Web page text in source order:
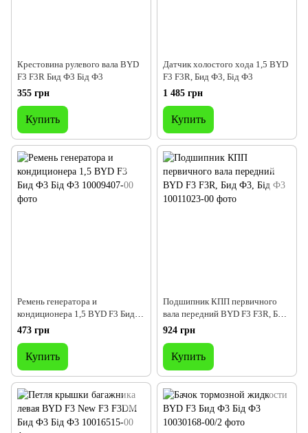
Крестовина рулевого вала BYD
F3 F3R Бид Ф3 Бід Ф3
355 грн
Купить
Датчик холостого хода 1,5 BYD
F3 F3R, Бид Ф3, Бід Ф3
1 485 грн
Купить
Ремень генератора и
кондиционера 1,5 BYD F3 Бид
Ф3 Бід Ф3
473 грн
Купить
Подшипник КПП первичного
вала передний BYD F3 F3R, Бид
Ф3, Бід Ф3
924 грн
Купить